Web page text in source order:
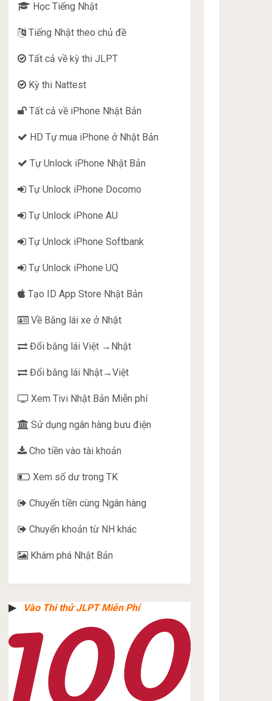
Học Tiếng Nhật
Tiếng Nhật theo chủ đề
Tất cả về kỳ thi JLPT
Kỳ thi Nattest
Tất cả về iPhone Nhật Bản
HD Tự mua iPhone ở Nhật Bản
Tự Unlock iPhone Nhật Bản
Tự Unlock iPhone Docomo
Tự Unlock iPhone AU
Tự Unlock iPhone Softbank
Tự Unlock iPhone UQ
Tạo ID App Store Nhật Bản
Về Bằng lái xe ở Nhật
Đổi bằng lái Việt →Nhật
Đổi bằng lái Nhật→Việt
Xem Tivi Nhật Bản Miễn phí
Sử dụng ngân hàng bưu điện
Cho tiền vào tài khoản
Xem số dư trong TK
Chuyển tiền cùng Ngân hàng
Chuyển khoản từ NH khác
Khám phá Nhật Bản
▶︎ Vào Thi thử JLPT Miễn Phí